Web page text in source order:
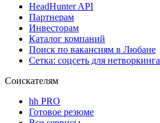
HeadHunter API
Партнерам
Инвесторам
Каталог компаний
Поиск по вакансиям в Любане
Сетка: соцсеть для нетворкинга
Соискателям
hh PRO
Готовое резюме